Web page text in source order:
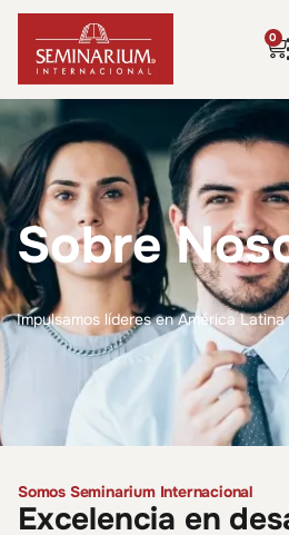
0
Sobre
Impulsamos líderes en América Latina
Somos Seminarium Internacional
Excelencia en